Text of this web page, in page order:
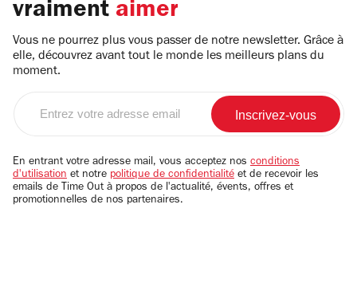
vraiment aimer
Vous ne pourrez plus vous passer de notre newsletter. Grâce à
elle, découvrez avant tout le monde les meilleurs plans du
moment.
email
En entrant votre adresse mail, vous acceptez nos conditions
d'utilisation et notre politique de confidentialité et de recevoir les
emails de Time Out à propos de l'actualité, évents, offres et
promotionnelles de nos partenaires.